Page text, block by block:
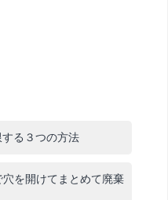
る３つの方法
を開けてまとめて廃棄